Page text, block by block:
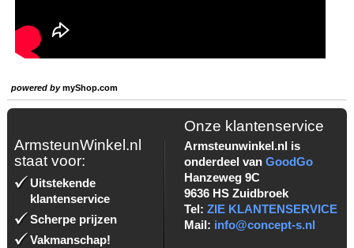
powered bymyShop.com
ArmsteunWinkel.nl
staat voor:
Uitstekende
klantenservice
Scherpe prijzen
Vakmanschap!
Onze klantenservice
Armsteunwinkel.nl is
onderdeel van GoodGo
Hanzeweg 9C
9636 HS Zuidbroek
Tel: ZIE KLANTENSERVICE
Mail: info@concept-s.nl